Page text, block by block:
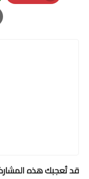
Pinterest
قد تُعجبك هذه